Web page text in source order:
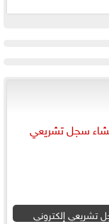
تشريعي إلكتروني